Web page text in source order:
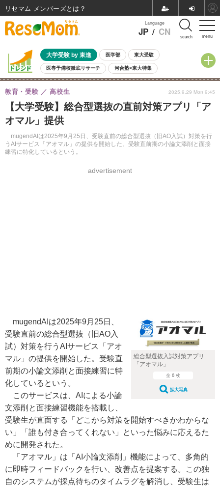
menu
Language
JP / CN search
大学受験 by 東進 医学部 東大受験
医専予備校徹底リサーチ 河合塾×東大特集
親子で考える大学選び 高校受験 中学受験 小学校受験
共通テスト 夏休み
8月開催イベント・WS 全国公立高校 過去問 人気記事
自由研究教材（小学生向け）
【大学受験】総合型選抜の直前対策アプリ「ア
オマル」提供
mugendAIは2025年9月25日、受験直前の総合型選抜（旧AO入試）対策を行
うAIサービス「アオマル」の提供を開始した。受験直前期の小論文添削と面接
練習に特化しているという。
教育・受験 高校生
advertisement
2025.9.29 Mon 9:45
総合型選抜入試対策アプリ
「アオマル」
全 6 枚
拡大写真
mugendAIは2025年9月25日、
受験直前の総合型選抜（旧AO入
試）対策を行うAIサービス「アオ
マル」の提供を開始した。受験直
前期の小論文添削と面接練習に特
化しているという。
このサービスは、AIによる小論
文添削と面接練習機能を搭載し、
受験生が直面する「どこから対策を開始すべきかわからな
い」「誰も付き合ってくれない」といった悩みに応えるた
めに開発された。
「アオマル」は「AI小論文添削」機能によって、多角的
に即時フィードバックを行い、改善点を提案する。この独
自のシステムが採点待ちのタイムラグを解消し、受験生は
リセマム メンバーズ